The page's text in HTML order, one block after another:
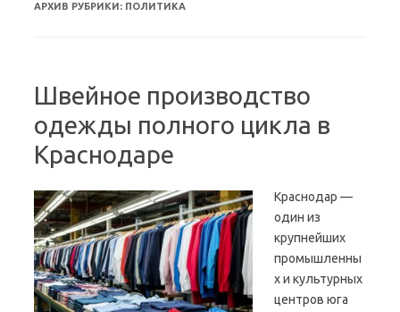
АРХИВ РУБРИКИ: ПОЛИТИКА
Швейное производство
одежды полного цикла в
Краснодаре
Краснодар —
один из
крупнейших
промышленны
х и культурных
центров юга